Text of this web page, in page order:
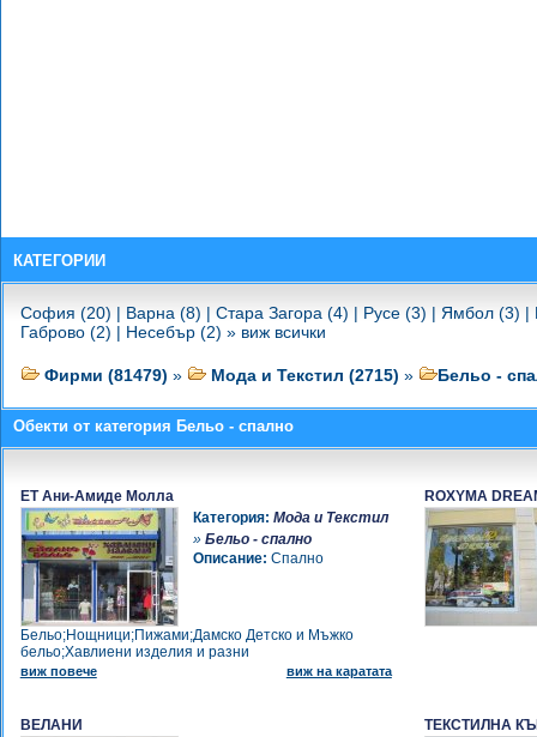
- ЛЕВОН 2007
ПЕНЧОВСКИ
- ИНТЕРКОПИ
- АУЛИ ЛУКС
- МВ ДОБРАНОВ
-
ВИЛИ СТИЛ - ВИОЛЕТА
- МАРИ СУПЕР КОМЕРСИАЛ
МАРИЯ ХАДЖИПЕТРОВА
- ДЪГА ТЕКС
- МИРИАМ-2
- НАМ МЕТАТЕКС БЪЛГАРИЯ
- ХОМ СТУДИО
- ВАНЮША ФЛОРОВИ
-
- ТЕДЕК
КАТЕГОРИИ
София (20) | Варна (8) | Стара Загора (4) | Русе (3) | Ямбол (3) |
Габрово (2) | Несебър (2) » виж всички
Фирми (81479) » Мода и Текстил (2715) » Бельо -
Обекти от категория Бельо - спално
ЕТ Ани-Амиде Молла
Категория: Мода и Текстил
» Бельо - спално
Описание: Спално
Бельо;Нощници;Пижами;Дамско Детско и Мъжко
бельо;Хавлиени изделия и разни
виж повече виж на каратата
ROXYMA
ВЕЛАНИ
ТЕКСТИЛНА